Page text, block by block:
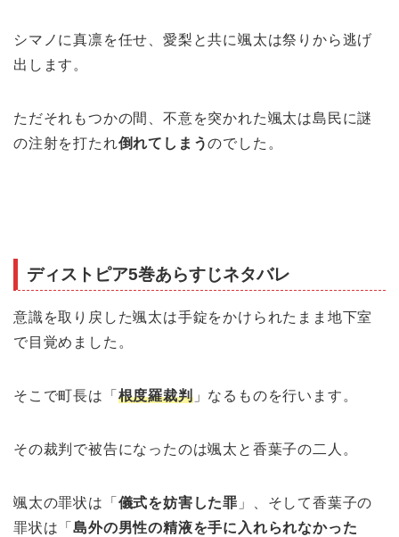
シマノに真凛を任せ、愛梨と共に颯太は祭りから逃げ
出します。
ただそれもつかの間、不意を突かれた颯太は島民に謎
の注射を打たれ倒れてしまうのでした。
ディストピア5巻あらすじネタバレ
意識を取り戻した颯太は手錠をかけられたまま地下室
で目覚めました。
そこで町長は「 根度羅裁判」なるものを行います。
その裁判で被告になったのは颯太と香葉子の二人。
颯太の罪状は「 儀式を妨害した罪 」、そして香葉子の
罪状は「島外の男性の精液を手に入れられなかった